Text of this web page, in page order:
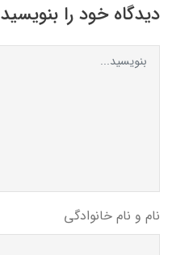
دیدگاه خود را بنویسید
نام و نام خانوادگی